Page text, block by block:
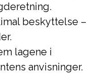
beskyttelse –
lagene i
anvisninger.